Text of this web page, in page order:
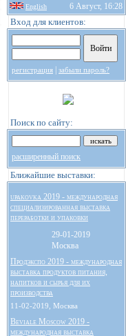
English 6 Август, 16:28
Вход для клиентов:
регистрация забыли пароль?
Поиск по сайту:
расширенный поиск
Ближайшие выставки:
upakovka 2019 - международная
специализированная выставка
переработки и упаковки
29-01-2019
Москва
Продэкспо 2019 - международная
выставка продуктов питания,
напитков и сырья для их
производства
11-02-2019, Москва
Beviale Moscow 2019 -
международная выставка